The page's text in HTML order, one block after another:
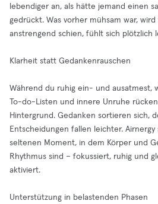
lebendiger an, als hätte jemand einen
gedrückt. Was vorher mühsam war,
anstrengend schien, fühlt sich plötzlich
Klarheit statt Gedankenrauschen
Während du ruhig ein- und ausatmest,
To-do-Listen und innere Unruhe
Hintergrund. Gedanken sortieren sich,
Entscheidungen fallen leichter.
seltenen Moment, in dem Körper und
Rhythmus sind – fokussiert, ruhig und
aktiviert.
Unterstützung in belastenden Phasen